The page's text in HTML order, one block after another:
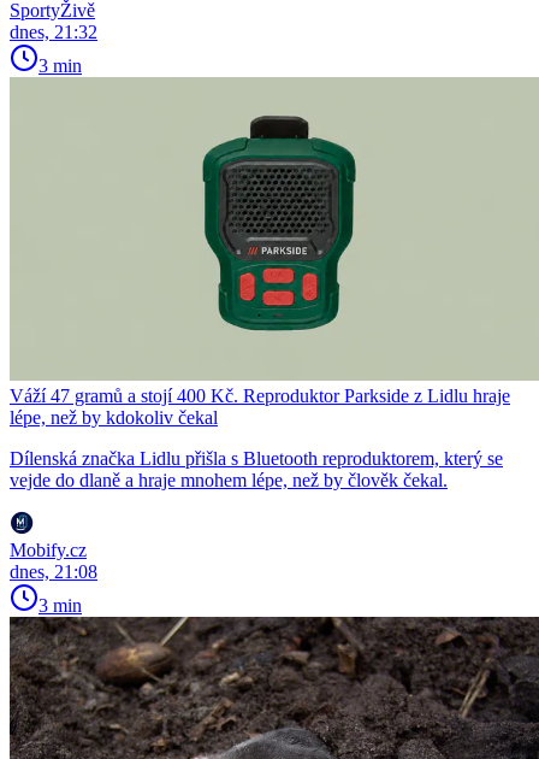
SportyŽivě
dnes, 21:32
3 min
Váží 47 gramů a stojí 400 Kč. Reproduktor Parkside z Lidlu hraje
lépe, než by kdokoliv čekal
Dílenská značka Lidlu přišla s Bluetooth reproduktorem, který se
vejde do dlaně a hraje mnohem lépe, než by člověk čekal.
Mobify.cz
dnes, 21:08
3 min